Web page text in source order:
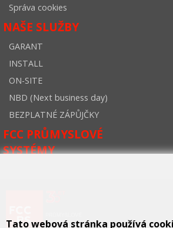
Správa cookies
NAŠE SLUŽBY
GARANT
INSTALL
ON-SITE
NBD (Next business day)
BEZPLATNÉ ZÁPŮJČKY
FCC PRŮMYSLOVÉ
SYSTÉMY
Tato webová stránka používá